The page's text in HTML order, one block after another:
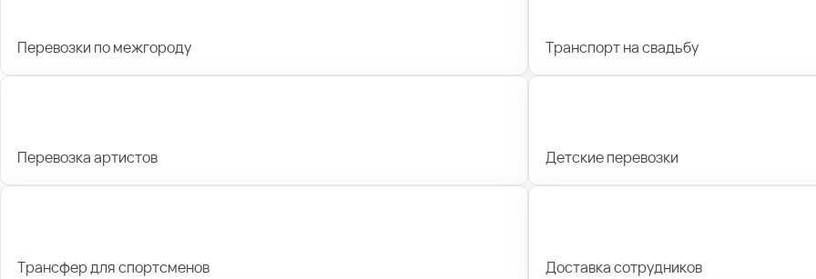
Перевозки по межгороду Транспорт на свадьбу
Перевозка артистов Детские перевозки
Трансфер для спортсменов Доставка сотрудников